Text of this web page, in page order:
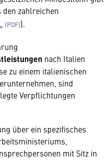
zahlreichen
).
nach Italien
zu einem italienischen
sind
Verpflichtungen
über ein spezifisches
mit Sitz in